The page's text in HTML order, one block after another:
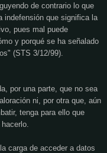
de contrario lo que
indefensión que significa la
pues mal puede
y porqué se ha señalado
(STS 3/12/99).
por una parte, que no sea
ni, por otra que, aún
tenga para ello que
carga de acceder a datos